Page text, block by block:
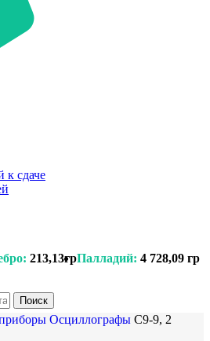
к сдаче
213,13грПалладий: 4 728,09 гр
Поиск
Осциллографы C9-9, 2